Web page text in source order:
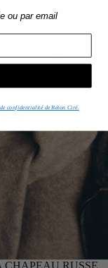
ou par email
confidentialité de Béton Ciré.